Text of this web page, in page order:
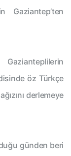
Gaziantep’ten
öz Türkçe
derlemeye
günden beri